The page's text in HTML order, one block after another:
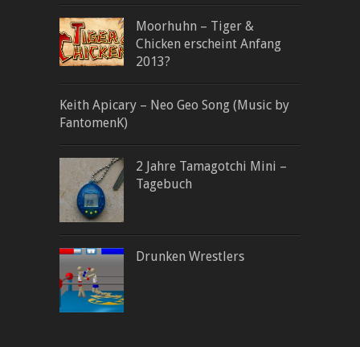
Moorhuhn – Tiger &
Chicken erscheint Anfang
2013?
Keith Apicary – Neo Geo Song (Music by
FantomenK)
2 Jahre Tamagotchi Mini –
Tagebuch
Drunken Wrestlers